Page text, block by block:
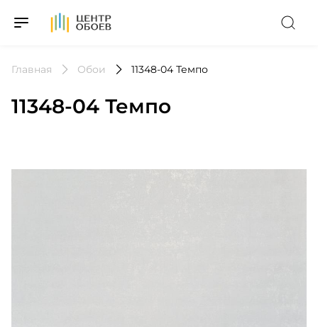
На Главную
Главная Обои 11348-04 Темпо
11348-04 Темпо